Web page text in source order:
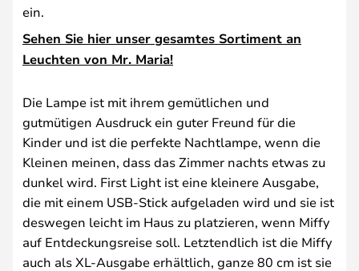
ein.
Sehen Sie hier unser gesamtes Sortiment an
Leuchten von Mr. Maria!
Die Lampe ist mit ihrem gemütlichen und
gutmütigen Ausdruck ein guter Freund für die
Kinder und ist die perfekte Nachtlampe, wenn die
Kleinen meinen, dass das Zimmer nachts etwas zu
dunkel wird. First Light ist eine kleinere Ausgabe,
die mit einem USB-Stick aufgeladen wird und sie ist
deswegen leicht im Haus zu platzieren, wenn Miffy
auf Entdeckungsreise soll. Letztendlich ist die Miffy
auch als XL-Ausgabe erhältlich, ganze 80 cm ist sie